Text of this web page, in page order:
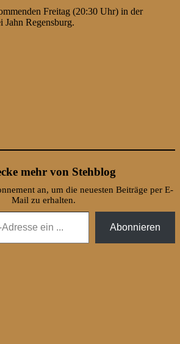
Freitag (20:30 Uhr) in der
Jahn Regensburg.
mehr von Stehblog
an, um die neuesten Beiträge per E-
Mail zu erhalten.
Abonnieren